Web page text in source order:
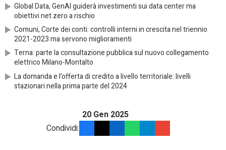
Global Data, GenAI guiderà investimenti sui data center ma
obiettivi net zero a rischio
Comuni, Corte dei conti: controlli interni in crescita nel triennio
2021-2023 ma servono miglioramenti
Terna: parte la consultazione pubblica sul nuovo collegamento
elettrico Milano-Montalto
La domanda e l’offerta di credito a livello territoriale: livelli
stazionari nella prima parte del 2024
20 Gen 2025
Condividi: